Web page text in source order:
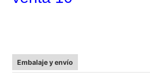
Embalaje y envío